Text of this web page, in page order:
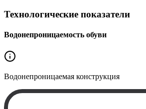
Технологические показатели
Водонепроницаемость обуви
Водонепроницаемая конструкция